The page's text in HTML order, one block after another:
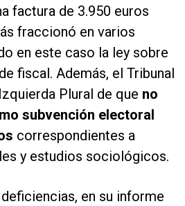
factura de 3.950 euros
fraccionó en varios
en este caso la ley sobre
fiscal. Además, el Tribunal
Plural de que no
subvención electoral
correspondientes a
y estudios sociológicos.
en su informe